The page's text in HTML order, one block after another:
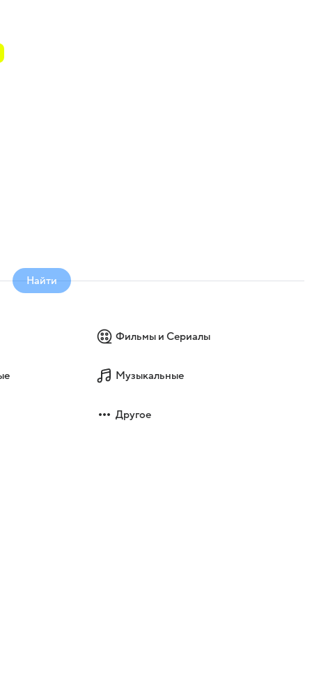
Найти
Фильмы и Сериалы
Музыкальные
Другое